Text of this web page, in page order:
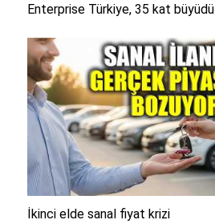
Enterprise Türkiye, 35 kat büyüdü
İkinci elde sanal fiyat krizi